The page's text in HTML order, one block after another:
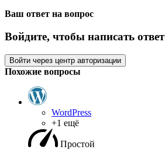
Ваш ответ на вопрос
Войдите, чтобы написать ответ
Войти через центр авторизации
Похожие вопросы
WordPress
+1 ещё
Простой